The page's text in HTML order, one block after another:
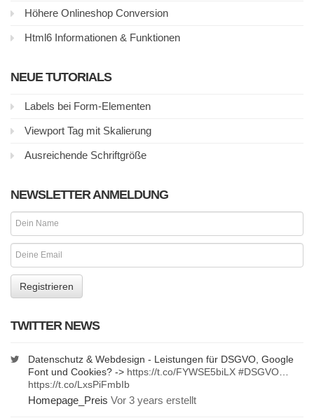
Höhere Onlineshop Conversion
Html6 Informationen & Funktionen
NEUE TUTORIALS
Labels bei Form-Elementen
Viewport Tag mit Skalierung
Ausreichende Schriftgröße
NEWSLETTER ANMELDUNG
TWITTER NEWS
Datenschutz & Webdesign - Leistungen für DSGVO, Google
Font und Cookies? -> https://t.co/FYWSE5biLX #DSGVO
https://t.co/LxsPiFmbIb
Homepage_Preis Vor 3 years erstellt